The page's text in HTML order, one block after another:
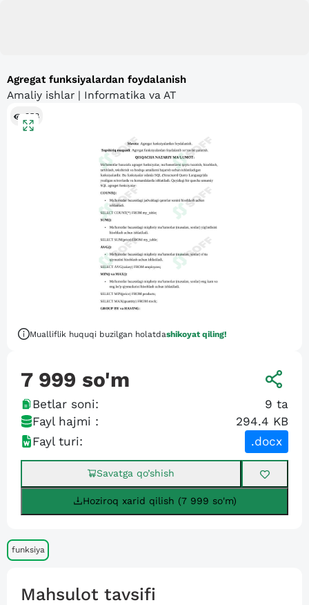
Agregat funksiyalardan foydalanish
Amaliy ishlar | Informatika va AT
358
Mualliflik huquqi buzilgan holatdashikoyat qiling!
7 999 so'm
Betlar soni: 9 ta
Fayl hajmi :
294.4 KB
Fayl turi:
.docx
Savatga qo’shish
Hoziroq xarid qilish (7 999 so'm)
funksiya
Mahsulot tavsifi